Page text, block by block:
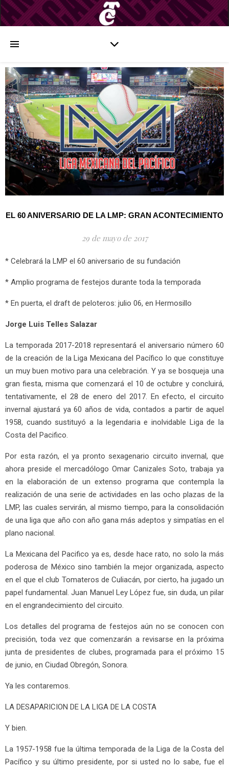
EL 60 ANIVERSARIO DE LA LMP: GRAN ACONTECIMIENTO
29 de mayo de 2017
* Celebrará la LMP el 60 aniversario de su fundación
* Amplio programa de festejos durante toda la temporada
* En puerta, el draft de peloteros: julio 06, en Hermosillo
Jorge Luis Telles Salazar
La temporada 2017-2018 representará el aniversario número 60
de la creación de la Liga Mexicana del Pacífico lo que constituye
un muy buen motivo para una celebración. Y ya se bosqueja una
gran fiesta, misma que comenzará el 10 de octubre y concluirá,
tentativamente, el 28 de enero del 2017. En efecto, el circuito
invernal ajustará ya 60 años de vida, contados a partir de aquel
1958, cuando sustituyó a la legendaria e inolvidable Liga de la
Costa del Pacifico.
Por esta razón, el ya pronto sexagenario circuito invernal, que
ahora preside el mercadólogo Omar Canizales Soto, trabaja ya
en la elaboración de un extenso programa que contempla la
realización de una serie de actividades en las ocho plazas de la
LMP, las cuales servirán, al mismo tiempo, para la consolidación
de una liga que año con año gana más adeptos y simpatías en el
plano nacional.
La Mexicana del Pacifico ya es, desde hace rato, no solo la más
poderosa de México sino también la mejor organizada, aspecto
en el que el club Tomateros de Culiacán, por cierto, ha jugado un
papel fundamental. Juan Manuel Ley López fue, sin duda, un pilar
en el engrandecimiento del circuito.
Los detalles del programa de festejos aún no se conocen con
precisión, toda vez que comenzarán a revisarse en la próxima
junta de presidentes de clubes, programada para el próximo 15
de junio, en Ciudad Obregón, Sonora.
Ya les contaremos.
LA DESAPARICION DE LA LIGA DE LA COSTA
Y bien.
La 1957-1958 fue la última temporada de la Liga de la Costa del
Pacífico y su último presidente, por si usted no lo sabe, fue el